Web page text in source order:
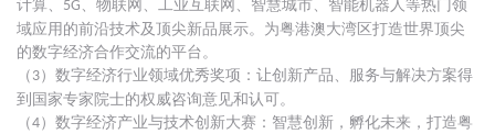
计算、 5G 、物联网、工业互联网、智慧城市、智能机器人等热门领
域应用的前沿技术及顶尖新品展示。为粤港澳大湾区打造世界顶尖
的数字经济合作交流的平台。
（ 3）数字经济行业领域优秀奖项：让创新产品、服务与解决方案得
到国家专家院士的权威咨询意见和认可。
（4）数字经济产业与技术创新大赛：智慧创新，孵化未来，打造粤